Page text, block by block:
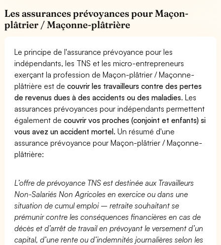
Les assurances prévoyances pour Maçon-
plâtrier / Maçonne-plâtrière
Le principe de l'assurance prévoyance pour les
indépendants, les TNS et les micro-entrepreneurs
exerçant la profession de Maçon-plâtrier / Maçonne-
plâtrière est decouvrir les travailleurs contre des pertes
de revenus dues à des accidents ou des maladies. Les
assurances prévoyances pour indépendants permettent
également decouvrir vos proches (conjoint et enfants) si
vous avez un accident mortel. Un résumé d'une
assurance prévoyance pour Maçon-plâtrier / Maçonne-
plâtrière:
L’offre de prévoyance TNS est destinée aux Travailleurs
Non-Salariés Non Agricoles en exercice ou dans une
situation de cumul emploi – retraite souhaitant se
prémunir contre les conséquences financières en cas de
décès et d’arrêt de travail en prévoyant le versement d’un
capital, d’une rente ou d’indemnités journalières selon les